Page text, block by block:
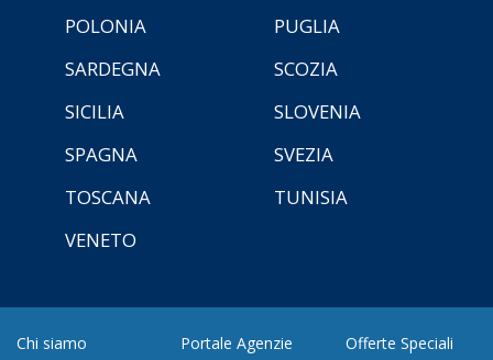
POLONIA
PUGLIA
SARDEGNA
SCOZIA
SICILIA
SLOVENIA
SPAGNA
SVEZIA
TOSCANA
TUNISIA
VENETO
Chi siamo
Portale Agenzie
Offerte Speciali